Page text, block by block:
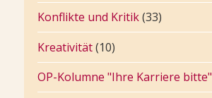
Konflikte und Kritik(33)
Kreativität(10)
OP-Kolumne "Ihre Karriere bitte"